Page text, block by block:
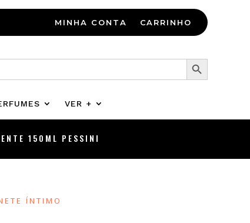
MINHA CONTA CARRINHO
Search Button
VER +
150ML PESSINI
ÍNTIMO